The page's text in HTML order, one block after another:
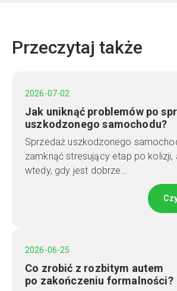
Przeczytaj także
2026-07-02
Jak uniknąć problemów po
uszkodzonego samochodu?
Sprzedaż uszkodzonego
zamknąć stresujący etap po kolizji,
wtedy, gdy jest dobrze…
2026-06-25
Co zrobić z rozbitym autem
po zakończeniu formalności?